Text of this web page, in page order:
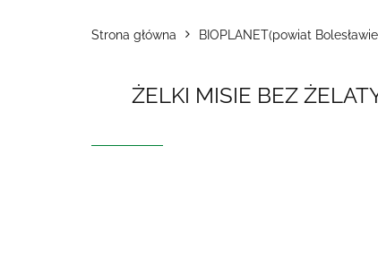
Strona główna BIOPLANET(powiat
ŻELKI MISIE BEZ